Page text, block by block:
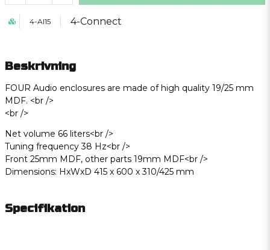
4-AI15 4-Connect
Beskrivning
FOUR Audio enclosures are made of high quality 19/25 mm
MDF. <br />
Net volume 66 liters<br />
Tuning frequency 38 Hz<br />
Front 25mm MDF, other parts 19mm MDF<br />
Dimensions: HxWxD 415 x 600 x 310/425 mm
Specifikation